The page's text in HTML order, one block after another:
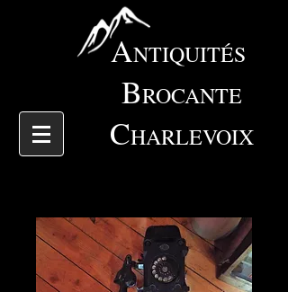
ANTIQUITÉS
BROCANTE
CHARLEVOIX